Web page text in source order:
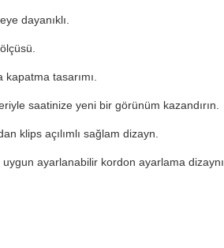
dayanıklı.
tasarımı.
saatinize yeni bir görünüm kazandırın.
klips açılımlı sağlam dizayn.
ayarlanabilir kordon ayarlama dizaynı.